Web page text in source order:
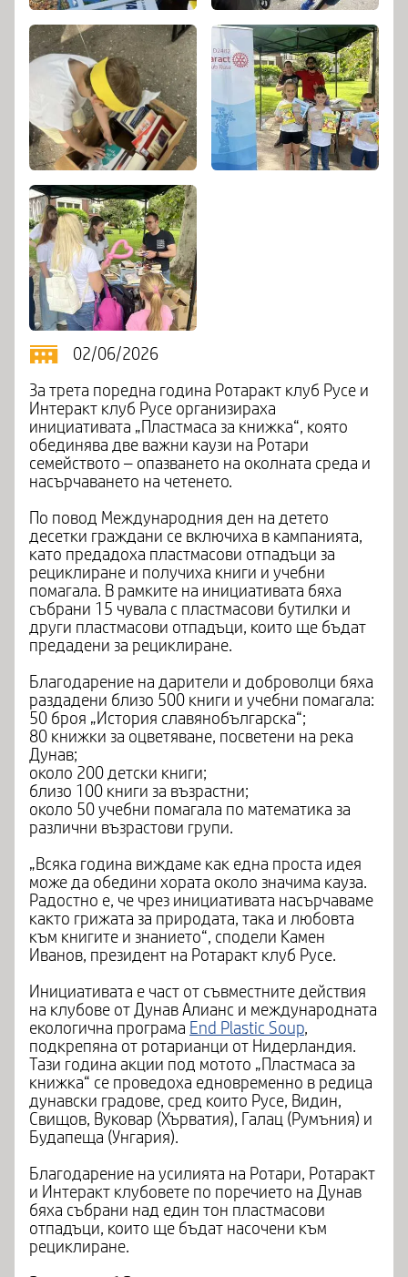
02/06/2026
За трета поредна година Ротаракт клуб Русе и
Интеракт клуб Русе организираха
инициативата „Пластмаса за книжка“, която
обединява две важни каузи на Ротари
семейството – опазването на околната среда и
насърчаването на четенето.
По повод Международния ден на детето
десетки граждани се включиха в кампанията,
като предадоха пластмасови отпадъци за
рециклиране и получиха книги и учебни
помагала. В рамките на инициативата бяха
събрани 15 чувала с пластмасови бутилки и
други пластмасови отпадъци, които ще бъдат
предадени за рециклиране.
Благодарение на дарители и доброволци бяха
раздадени близо 500 книги и учебни помагала:
50 броя „История славянобългарска“;
80 книжки за оцветяване, посветени на река
Дунав;
около 200 детски книги;
близо 100 книги за възрастни;
около 50 учебни помагала по математика за
различни възрастови групи.
„Всяка година виждаме как една проста идея
може да обедини хората около значима кауза.
Радостно е, че чрез инициативата насърчаваме
както грижата за природата, така и любовта
към книгите и знанието“, сподели Камен
Иванов, президент на Ротаракт клуб Русе.
Инициативата е част от съвместните действия
на клубове от Дунав Алианс и международната
екологична програма End Plastic Soup,
подкрепяна от ротарианци от Нидерландия.
Тази година акции под мотото „Пластмаса за
книжка“ се проведоха едновременно в редица
дунавски градове, сред които Русе, Видин,
Свищов, Вуковар (Хърватия), Галац (Румъния) и
Будапеща (Унгария).
Благодарение на усилията на Ротари, Ротаракт
и Интеракт клубовете по поречието на Дунав
бяха събрани над един тон пластмасови
отпадъци, които ще бъдат насочени към
рециклиране.